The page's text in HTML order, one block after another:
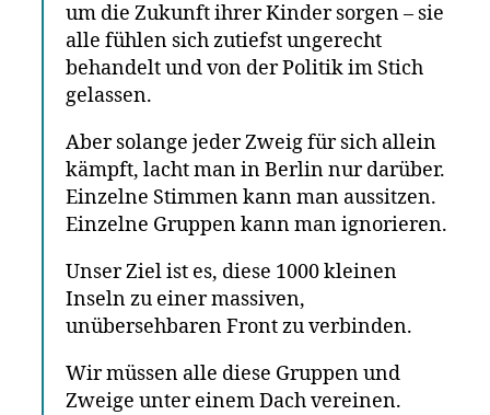
um die Zukunft ihrer Kinder sorgen – sie
alle fühlen sich zutiefst ungerecht
behandelt und von der Politik im Stich
gelassen.
Aber solange jeder Zweig für sich allein
kämpft, lacht man in Berlin nur darüber.
Einzelne Stimmen kann man aussitzen.
Einzelne Gruppen kann man ignorieren.
Unser Ziel ist es, diese 1000 kleinen
Inseln zu einer massiven,
unübersehbaren Front zu verbinden.
Wir müssen alle diese Gruppen und
Zweige unter einem Dach vereinen.